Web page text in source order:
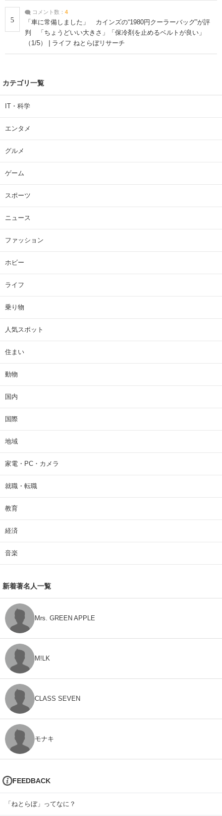
5
コメント数： 4
「車に常備しました」 カインズの“1980円クーラーバッグ”が評
判 「ちょうどいい大きさ」「保冷剤を止めるベルトが良い」
（1/5） | ライフ ねとらぼリサーチ
カテゴリ一覧
IT・科学
エンタメ
グルメ
ゲーム
スポーツ
ニュース
ファッション
ホビー
ライフ
乗り物
人気スポット
住まい
動物
国内
国際
地域
家電・PC・カメラ
就職・転職
教育
経済
音楽
新着著名人一覧
Mrs. GREEN APPLE
M!LK
CLASS SEVEN
モナキ
FEEDBACK
「ねとらぼ」ってなに？